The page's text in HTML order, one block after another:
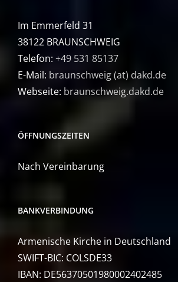
Im Emmerfeld 31
38122 BRAUNSCHWEIG
Telefon: +49 531 85137
E-Mail: braunschweig (at) dakd.de
Webseite: braunschweig.dakd.de
ÖFFNUNGSZEITEN
Nach Vereinbarung
BANKVERBINDUNG
Armenische Kirche in Deutschland
SWIFT-BIC: COLSDE33
IBAN: DE56370501980002402485